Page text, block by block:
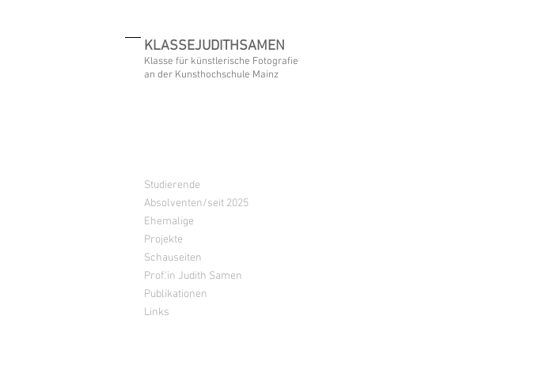
KLASSEJUDITHSAMEN
Klasse für künstlerische Fotografie
an der Kunsthochschule Mainz
Studierende
Absolventen/seit 2025
Ehemalige
Projekte
Schauseiten
Prof.'in Judith Samen
Publikationen
Links